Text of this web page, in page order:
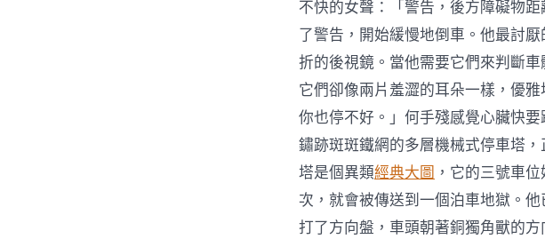
不快的女聲：「警告，後方障礙物
了警告，開始緩慢地倒車。他最討
折的後視鏡。當他需要它們來判斷
它們卻像兩片羞澀的耳朵一樣，優
你也停不好。」何手殘感覺心臟快
鏽跡斑斑鐵網的多層機械式停車塔
塔是個異類經典大圖 ，它的三號車
次，就會被傳送到一個泊車地獄。他
打了方向盤，車頭朝著銅獨角獸的